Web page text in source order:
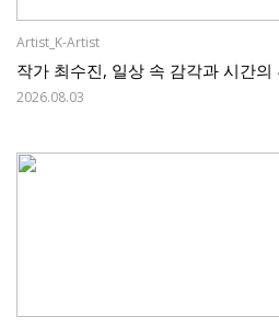
Artist_K-Artist
작가 최수진, 일상 속 감각과 시간
2026.08.03